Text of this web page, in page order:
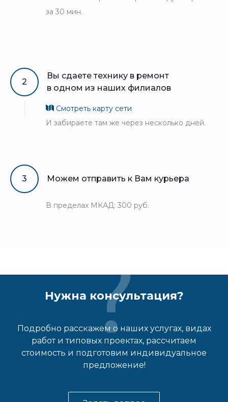
за 30 мин.
2
Вы сдаете технику в ремонт
в одном из наших филиалов
Смотреть карту сети
И забираете там же через несколько дней.
3 Можем отправить к Вам курьера
В пределах МКАД: 300 руб.
Нужна консультация?
Подробно расскажем о наших услугах, видах
работ и типовых проектах, рассчитаем
стоимость и подготовим индивидуальное
предложение!